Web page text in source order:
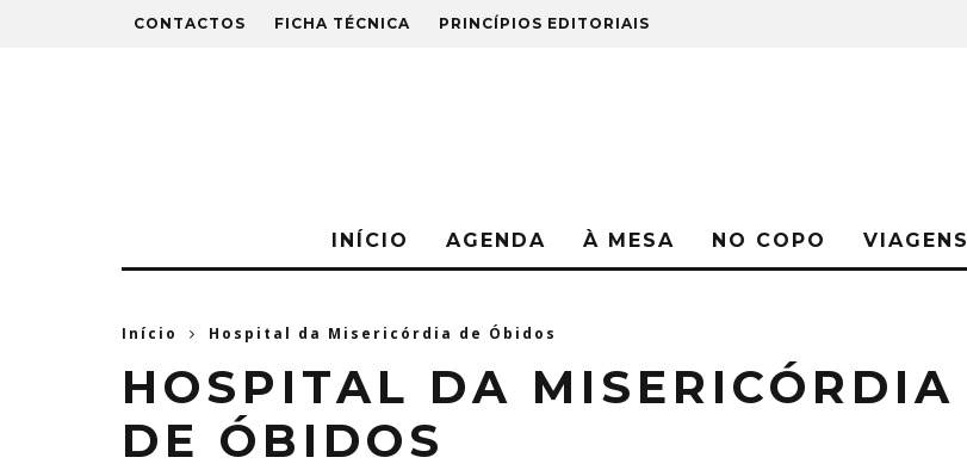
CONTACTOS FICHA TÉCNICA PRINCÍPIOS EDITORIAIS
INÍCIO AGENDA À MESA NO COPO VIAGENS
Início Hospital da Misericórdia de Óbidos
HOSPITAL DA MISERICÓRDIA
DE ÓBIDOS